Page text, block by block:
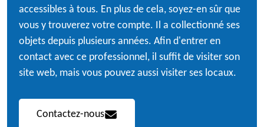
accessibles à tous. En plus de cela, soyez-en sûr que
vous y trouverez votre compte. Il a collectionné ses
objets depuis plusieurs années. Afin d'entrer en
contact avec ce professionnel, il suffit de visiter son
site web, mais vous pouvez aussi visiter ses locaux.
Contactez-nous